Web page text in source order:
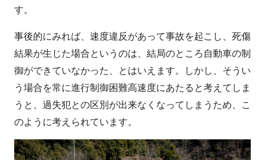
す。
事後的にみれば、速度違反があって事故を起こし、死傷
結果が生じた場合というのは、結局のところ自動車の制
御ができていなかった、とはいえます。しかし、そうい
う場合を常に進行制御困難高速度にあたると考えてしま
うと、過失犯との区別が出来なくなってしまうため、こ
のように考えられています。